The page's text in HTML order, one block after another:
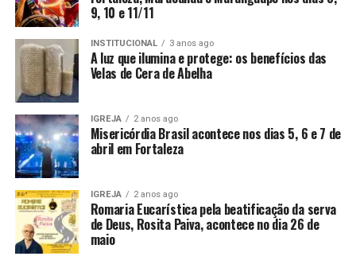
9, 10 e 11/11
INSTITUCIONAL 3 anos ago
A luz que ilumina e protege: os benefícios das
Velas de Cera de Abelha
IGREJA 2 anos ago
Misericórdia Brasil acontece nos dias 5, 6 e 7 de
abril em Fortaleza
IGREJA 2 anos ago
Romaria Eucarística pela beatificação da serva
de Deus, Rosita Paiva, acontece no dia 26 de
maio